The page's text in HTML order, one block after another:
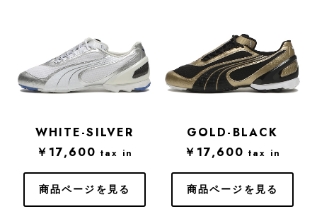
WHITE-SILVER
￥17,600 tax in
商品ページを見る
GOLD-BLACK
￥17,600 tax in
商品ページを見る